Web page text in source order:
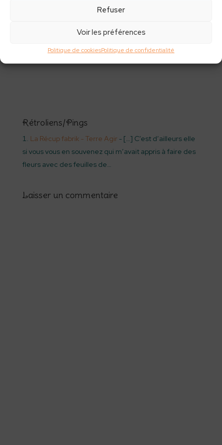
Refuser
Voir les préférences
Politique de cookiesPolitique de confidentialité
Famille pique nique :
les légumes crus de
Rétroliens/Pings
La Récup fabrik - Terre Agir- […] C’est d’ailleurs elle
si vous vous en souvenez qui m’avait appris à faire des
fleurs avec des feuilles de…
Laisser un commentaire